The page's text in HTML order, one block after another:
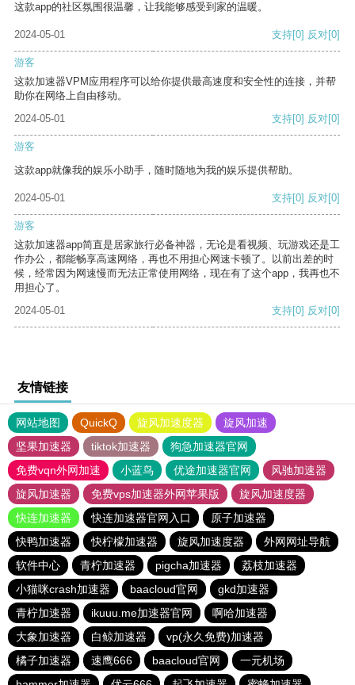
这款app的社区氛围很温馨，让我能够感受到家的温暖。
2024-05-01 支持[0] 反对[0]
游客
这款加速器VPM应用程序可以给你提供最高速度和安全性的连接，并帮
助你在网络上自由移动。
2024-05-01
支持[0] 反对[0]
游客
这款app就像我的娱乐小助手，随时随地为我的娱乐提供帮助。
2024-05-01 支持[0] 反对[0]
游客
这款加速器app简直是居家旅行必备神器，无论是看视频、玩游戏还是工
作办公，都能畅享高速网络，再也不用担心网速卡顿了。以前出差的时
候，经常因为网速慢而无法正常使用网络，现在有了这个app，我再也不
用担心了。
2024-05-01
支持[0] 反对[0]
友情链接
网站地图 QuickQ 旋风加速度器
旋风加速
坚果加速器
tiktok加速器
狗急加速器官网
免费vqn外网加速
小蓝鸟 优途加速器官网
风驰加速器
旋风加速器
免费vps加速器外网苹果版
旋风加速度器
快连加速器
快连加速器官网入口
原子加速器
快鸭加速器
快柠檬加速器 旋风加速度器
外网网址导航
软件中心
青柠加速器 pigcha加速器
荔枝加速器
小猫咪crash加速器
baacloud官网
gkd加速器
青柠加速器
ikuuu.me加速器官网
啊哈加速器
大象加速器
白鲸加速器
vp(永久免费)加速器
橘子加速器
速鹰666 baacloud官网
一元机场